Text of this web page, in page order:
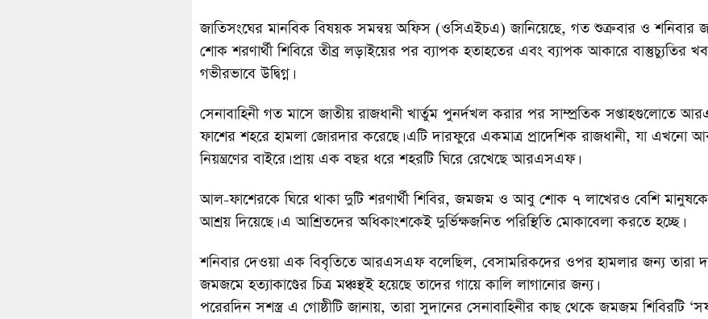
জাতিসংঘের মানবিক বিষয়ক সমন্বয় অফিস (ওসিএইচএ) জানিয়েছে, গত শুক্রবার ও
শোক শরণার্থী শিবিরে তীব্র লড়াইয়ের পর ব্যাপক হতাহতের এবং ব্যাপক আকারে বাস্তুচ্যুতির
গভীরভাবে উদ্বিগ্ন।
সেনাবাহিনী গত মাসে জাতীয় রাজধানী খার্তুম পুনর্দখল করার পর সাম্প্রতিক
ফাশের শহরে হামলা জোরদার করেছে। এটি দারফুরে একমাত্র প্রাদেশিক রাজধানী, যা
নিয়ন্ত্রণের বাইরে। প্রায় এক বছর ধরে শহরটি ঘিরে রেখেছে আরএসএফ।
আল-ফাশেরকে ঘিরে থাকা দুটি শরণার্থী শিবির, জমজম ও আবু শোক ৭ লাখেরও বেশি
আশ্রয় দিয়েছে। এ আশ্রিতদের অধিকাংশকেই দুর্ভিক্ষজনিত পরিস্থিতি মোকাবেলা করতে হচ্ছে।
শনিবার দেওয়া এক বিবৃতিতে আরএসএফ বলেছিল, বেসামরিকদের ওপর হামলার জন্য তারা
জমজমে হত্যাকাণ্ডের চিত্র মঞ্চস্থই হয়েছে তাদের গায়ে কালি লাগানোর জন্য।
পরেরদিন সশস্ত্র এ গোষ্ঠীটি জানায়, তারা সুদানের সেনাবাহিনীর কাছ থেকে জমজম শিবিরটি